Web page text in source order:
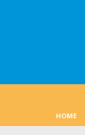
HOME